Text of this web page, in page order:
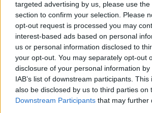
targeted advertising by us, please use
section to confirm your selection. Please
opt-out request is processed you may
interest-based ads based on personal
us or personal information disclosed to
your opt-out. You may separately opt-out
disclosure of your personal information
IAB’s list of downstream participants.
also be disclosed by us to third parties on
Downstream Participants that may further
Κικίλιας: Έργα
υποδομών
ευρώ σε
11:30, 30 Δεκεμβρίου
Κικίλιας:
από τις
επενδύσεις σε